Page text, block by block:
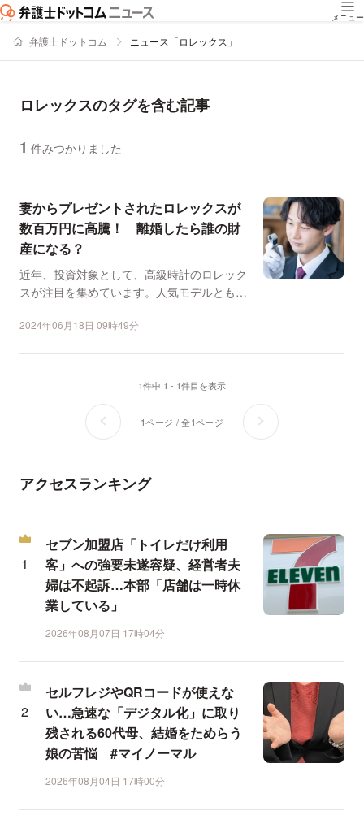
メニュー
弁護士ドットコム ニュース「ロレックス」
ロレックスのタグを含む記事
1 件みつかりました
妻からプレゼントされたロレックスが
数百万円に高騰！ 離婚したら誰の財
産になる？
近年、投資対象として、高級時計のロレック
スが注目を集めています。人気モデルともな
2024年06月18日 09時49分
1件中 1 - 1件目を表示
1ページ / 全1ページ
アクセスランキング
セブン加盟店「トイレだけ利用
客」への強要未遂容疑、経営者夫
婦は不起訴…本部「店舗は一時休
業している」
2026年08月07日 17時04分
セルフレジやQRコードが使えな
い…急速な「デジタル化」に取り
残される60代母、結婚をためらう
娘の苦悩 #マイノーマル
2026年08月04日 17時00分